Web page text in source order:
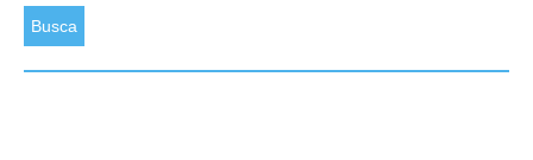
Busca